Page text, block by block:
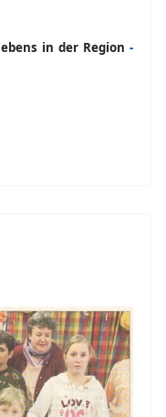
in der Region -